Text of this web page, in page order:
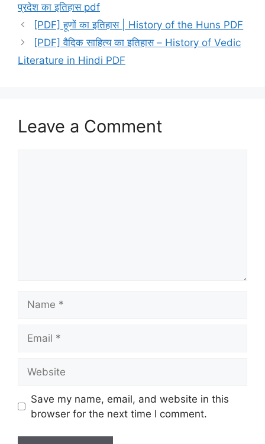
प्रदेश का इतिहास pdf
[PDF] हूणों का इतिहास | History of the Huns PDF
[PDF] वैदिक साहित्य का इतिहास – History of Vedic
Literature in Hindi PDF
Leave a Comment
Save my name, email, and website in this
browser for the next time I comment.